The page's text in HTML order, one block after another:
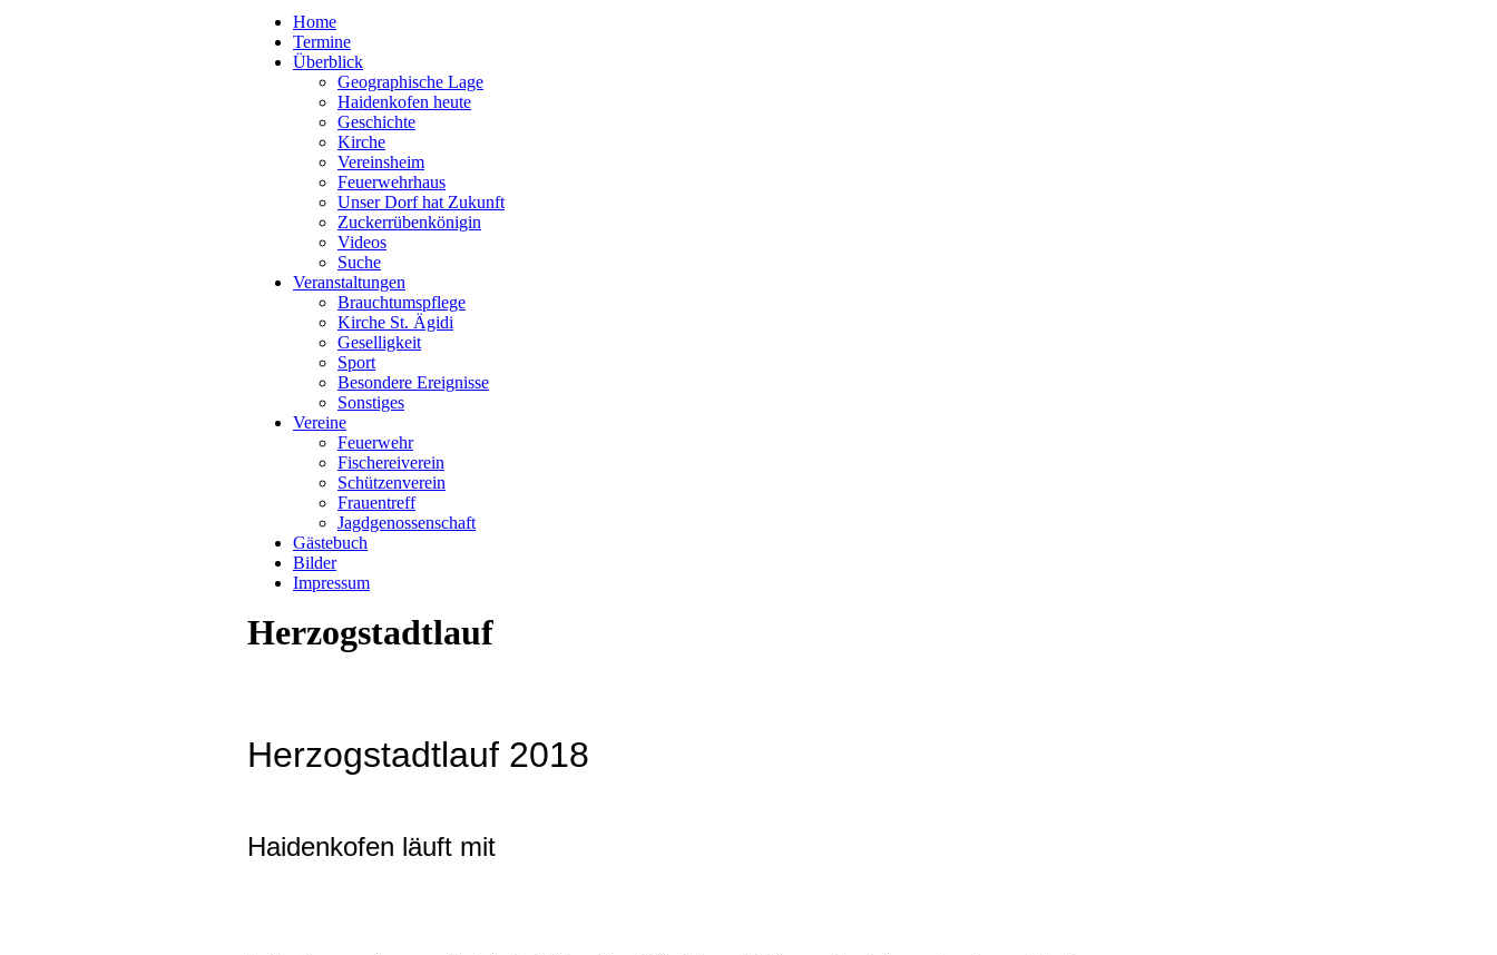
Home
Termine
Überblick
Geographische Lage
Haidenkofen heute
Geschichte
Kirche
Vereinsheim
Feuerwehrhaus
Unser Dorf hat Zukunft
Zuckerrübenkönigin
Videos
Suche
Veranstaltungen
Brauchtumspflege
Kirche St. Ägidi
Geselligkeit
Sport
Besondere Ereignisse
Sonstiges
Vereine
Feuerwehr
Fischereiverein
Schützenverein
Frauentreff
Jagdgenossenschaft
Gästebuch
Bilder
Impressum
Herzogstadtlauf
Herzogstadtlauf 2018
Haidenkofen läuft mit